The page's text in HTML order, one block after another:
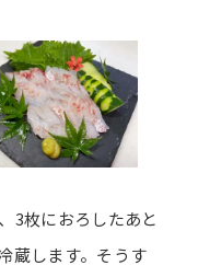
3枚におろしたあと
蔵します。そうす